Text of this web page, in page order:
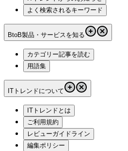
よく検索されるキーワード
BtoB製品・サービスを知る
カテゴリー記事を読む
用語集
ITトレンドについて
ITトレンドとは
ご利用規約
レビューガイドライン
編集ポリシー